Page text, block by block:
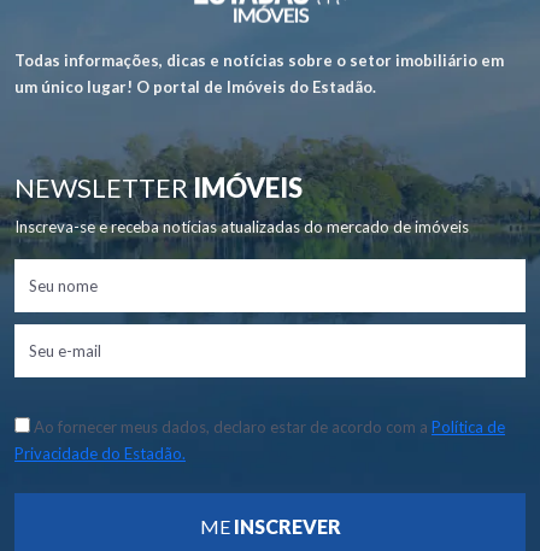
Todas informações, dicas e notícias sobre o setor imobiliário em
um único lugar! O portal de Imóveis do Estadão.
NEWSLETTERIMÓVEIS
Inscreva-se e receba notícias atualizadas do mercado de imóveis
Ao fornecer meus dados, declaro estar de acordo com a Política de
Privacidade do Estadão.
ME INSCREVER